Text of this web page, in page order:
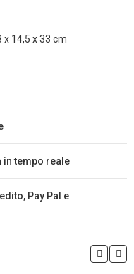
14,5 x 33 cm
tempo reale
Pay Pal e